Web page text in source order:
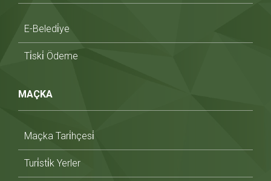
E-Beledi̇ye
Ti̇ski̇ Ödeme
MAÇKA
Maçka Tari̇hçesi̇
Turi̇sti̇k Yerler